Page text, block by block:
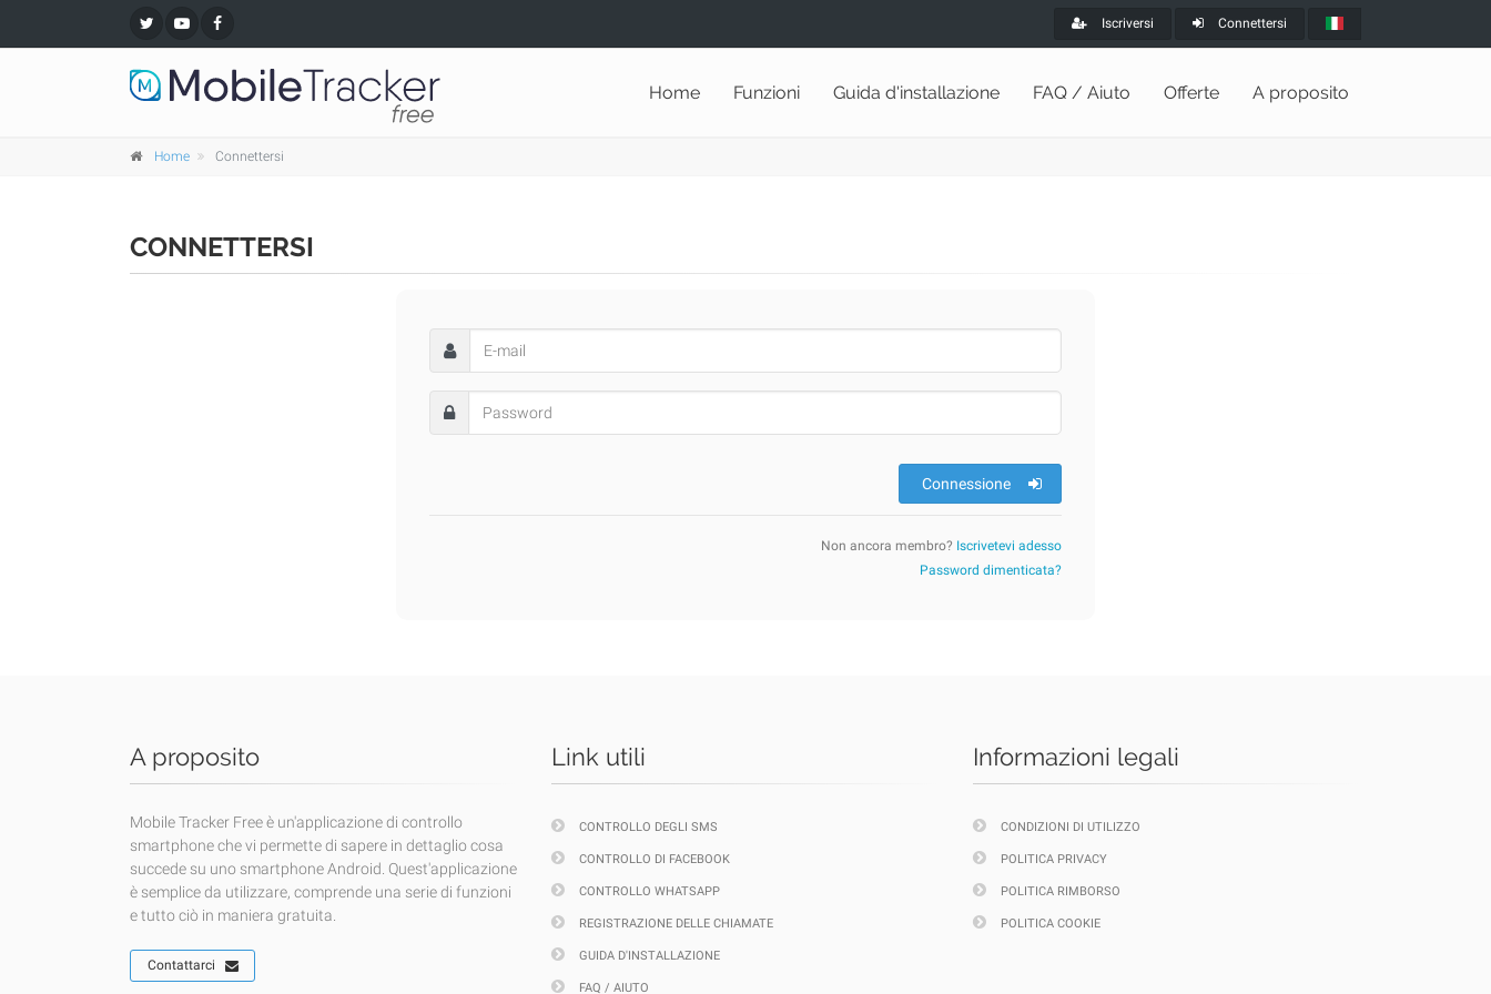
Iscriversi Connettersi
Home Funzioni Guida d'installazione FAQ / Aiuto Offerte A proposito
Home Connettersi
CONNETTERSI
Connessione
Non ancora membro? Iscrivetevi adesso
Password dimenticata?
A proposito
Mobile Tracker Free è un'applicazione di controllo
smartphone che vi permette di sapere in dettaglio cosa
succede su uno smartphone Android. Quest'applicazione
è semplice da utilizzare, comprende una serie di funzioni
e tutto ciò in maniera gratuita.
Contattarci
Link utili
CONTROLLO DEGLI SMS
CONTROLLO DI FACEBOOK
CONTROLLO WHATSAPP
REGISTRAZIONE DELLE CHIAMATE
GUIDA D'INSTALLAZIONE
FAQ / AIUTO
Informazioni legali
CONDIZIONI DI UTILIZZO
POLITICA PRIVACY
POLITICA RIMBORSO
POLITICA COOKIE